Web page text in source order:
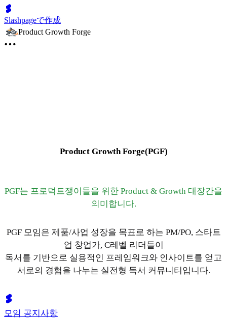
Slashpageで作成
Product Growth Forge
Product Growth Forge(PGF)
PGF는 프로덕트쟁이들을 위한 Product & Growth 대장간을
의미합니다.
PGF 모임은 제품/사업 성장을 목표로 하는 PM/PO, 스타트
업 창업가, C레벨 리더들이
독서를 기반으로 실용적인 프레임워크와 인사이트를 얻고
서로의 경험을 나누는 실전형 독서 커뮤니티입니다.
모임 공지사항